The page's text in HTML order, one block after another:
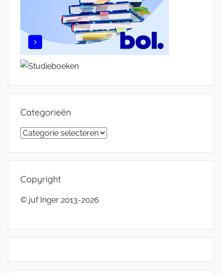
Categorieën
Categorieën
Copyright
© juf Inger 2013-2026